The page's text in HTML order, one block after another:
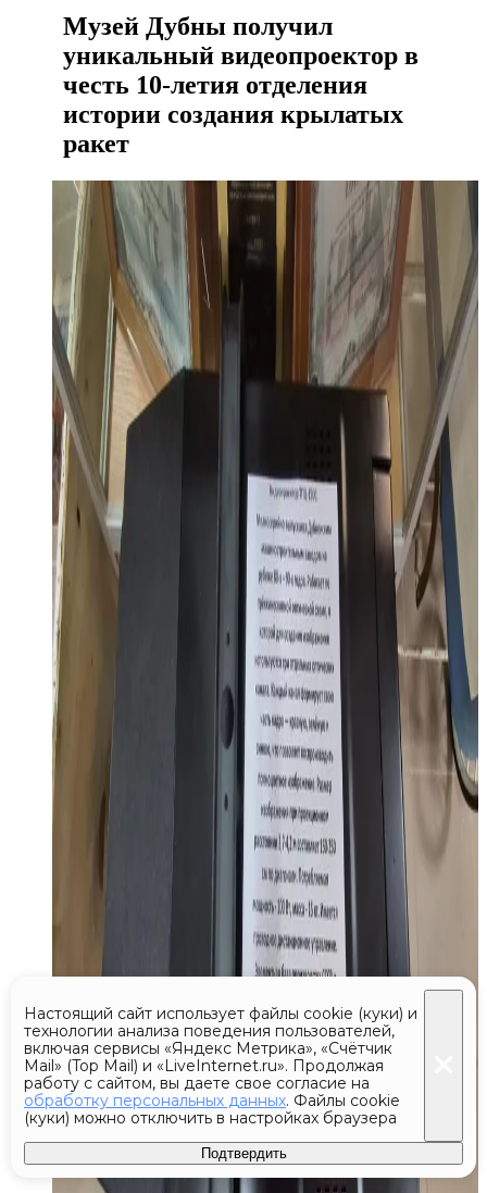
Музей Дубны получил
уникальный видеопроектор в
честь 10-летия отделения
истории создания крылатых
ракет
Настоящий сайт использует файлы cookie (куки) и
технологии анализа поведения пользователей,
включая сервисы «Яндекс Метрика», «Счётчик
Mail» (Top Mail) и «LiveInternet.ru». Продолжая
работу с сайтом, вы даете свое согласие на
обработку персональных данных. Файлы cookie
(куки) можно отключить в настройках браузера
Подтвердить